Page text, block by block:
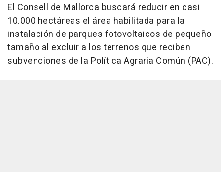
El Consell de Mallorca buscará reducir en casi
10.000 hectáreas el área habilitada para la
instalación de parques fotovoltaicos de pequeño
tamaño al excluir a los terrenos que reciben
subvenciones de la Política Agraria Común (PAC).